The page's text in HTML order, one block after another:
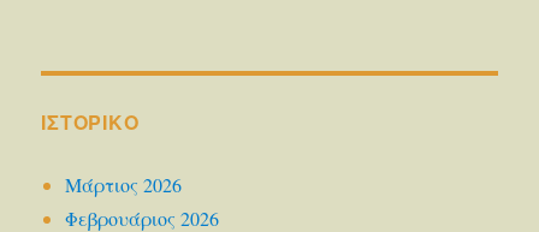
ΙΣΤΟΡΙΚΌ
Μάρτιος 2026
Φεβρουάριος 2026